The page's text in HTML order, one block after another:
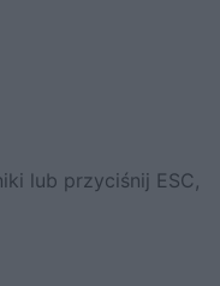
lub przyciśnij ESC,